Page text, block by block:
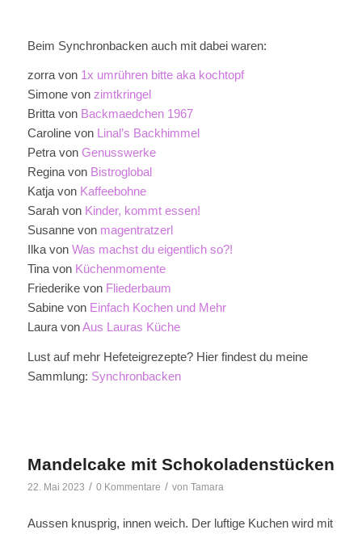
Beim Synchronbacken auch mit dabei waren:
zorra von 1x umrühren bitte aka kochtopf
Simone von zimtkringel
Britta von Backmaedchen 1967
Caroline von Linal’s Backhimmel
Petra von Genusswerke
Regina von Bistroglobal
Katja von Kaffeebohne
Sarah von Kinder, kommt essen!
Susanne von magentratzerl
Ilka von Was machst du eigentlich so?!
Tina von Küchenmomente
Friederike von Fliederbaum
Sabine von Einfach Kochen und Mehr
Laura vonAus Lauras Küche
Lust auf mehr Hefeteigrezepte? Hier findest du meine
Sammlung: Synchronbacken
Mandelcake mit Schokoladenstücken
22. Mai 2023 / 0 Kommentare / von Tamara
Aussen knusprig, innen weich. Der luftige Kuchen wird mit